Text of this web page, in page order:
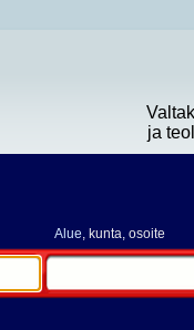
ja
Alue, kunta, osoite